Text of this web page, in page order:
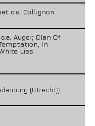
o.a. Collignon
Auger, Clan Of
In
Lies
(Utrecht))